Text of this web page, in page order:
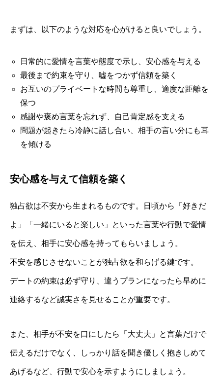
まずは、以下のような対応を心がけると良いでしょう。
日常的に愛情を言葉や態度で示し、安心感を与える
最後まで約束を守り、嘘をつかず信頼を築く
お互いのプライベートな時間も尊重し、適度な距離を
保つ
感謝や褒め言葉を忘れず、自己肯定感を支える
問題が起きたら冷静に話し合い、相手の言い分にも耳
を傾ける
安心感を与えて信頼を築く
独占欲は不安から生まれるものです。日頃から「好きだ
よ」「一緒にいると楽しい」といった言葉や行動で愛情
を伝え、相手に安心感を持ってもらいましょう。
不安を感じさせないことが独占欲を和らげる鍵です。
デートの約束は必ず守り、違うプランになったら早めに
連絡するなど誠実さを見せることが重要です。
また、相手が不安を口にしたら「大丈夫」と言葉だけで
伝えるだけでなく、しっかり話を聞き優しく抱きしめて
あげるなど、行動で安心を示すようにしましょう。